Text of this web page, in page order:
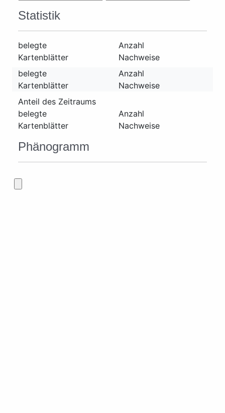
Statistik
belegte
Kartenblätter
Anzahl
Nachweise
belegte
Kartenblätter
Anzahl
Nachweise
Anteil des Zeitraums
belegte
Kartenblätter
Anzahl
Nachweise
Phänogramm